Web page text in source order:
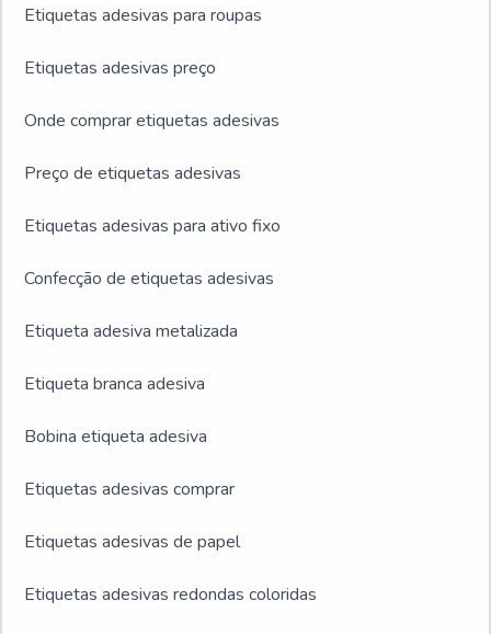
Etiquetas adesivas para roupas
Etiquetas adesivas preço
Onde comprar etiquetas adesivas
Preço de etiquetas adesivas
Etiquetas adesivas para ativo fixo
Confecção de etiquetas adesivas
Etiqueta adesiva metalizada
Etiqueta branca adesiva
Bobina etiqueta adesiva
Etiquetas adesivas comprar
Etiquetas adesivas de papel
Etiquetas adesivas redondas coloridas